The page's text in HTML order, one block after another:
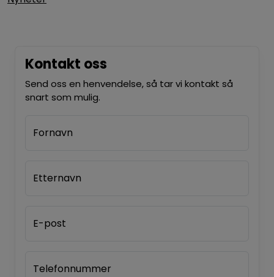
Kontakt oss
Send oss en henvendelse, så tar vi kontakt så
snart som mulig.
Fornavn
Etternavn
E-post
Telefonnummer